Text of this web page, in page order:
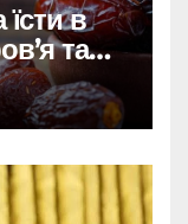
їсти в
та